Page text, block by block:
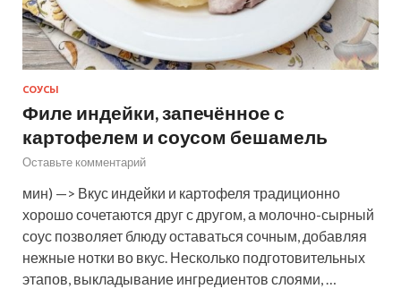
СОУСЫ
Филе индейки, запечённое с
картофелем и соусом бешамель
Оставьте комментарий
мин) —> Вкус индейки и картофеля традиционно
хорошо сочетаются друг с другом, а молочно-сырный
соус позволяет блюду оставаться сочным, добавляя
нежные нотки во вкус. Несколько подготовительных
этапов, выкладывание ингредиентов слоями, …